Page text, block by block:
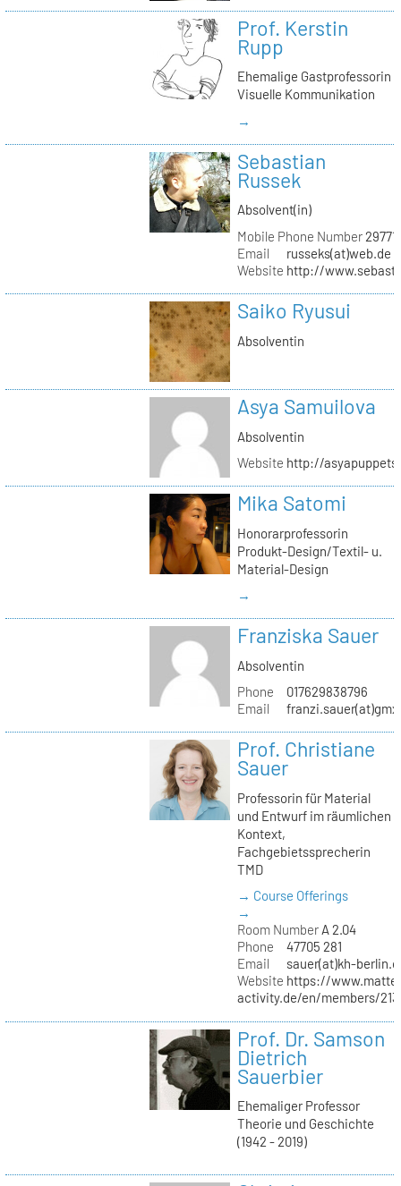
Prof. Kerstin
Rupp
Ehemalige Gastprofessorin
Visuelle Kommunikation
→
Sebastian
Russek
Absolvent(in)
Mobile Phone Number
Email
russeks(at)web.de
Website http://
Saiko Ryusui
Absolventin
Asya Samuilova
Absolventin
Website http://
Mika Satomi
Honorarprofessorin
Produkt-Design/Textil- u.
Material-Design
→
Franziska Sauer
Absolventin
Phone
017629838796
Email
Prof. Christiane
Sauer
Professorin für Material
und Entwurf im räumlichen
Kontext,
Fachgebietssprecherin
TMD
→ Course Offerings
→
Room NumberA 2.04
Phone
47705 281
Email
sauer(at)kh-
Website https://
activity.de/en/members/
Prof. Dr. Samson
Dietrich
Sauerbier
Ehemaliger Professor
Theorie und Geschichte
(1942 - 2019)